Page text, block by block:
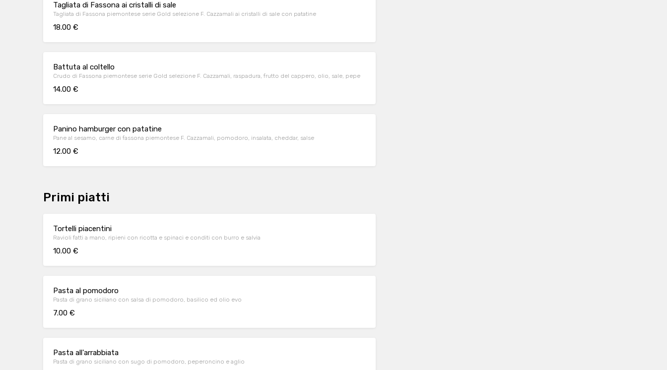
Tagliata di Fassona ai cristalli di sale
Tagliata di Fassona piemontese serie Gold selezione F. Cazzamali ai cristalli di sale con patatine
18.00 €
Battuta al coltello
Crudo di Fassona piemontese serie Gold selezione F. Cazzamali, raspadura, frutto del cappero, olio, sale, pepe
14.00 €
Panino hamburger con patatine
Pane al sesamo, carne di fassona piemontese F. Cazzamali, pomodoro, insalata, cheddar, salse
12.00 €
Primi piatti
Tortelli piacentini
Ravioli fatti a mano, ripieni con ricotta e spinaci e conditi con burro e salvia
10.00 €
Pasta al pomodoro
Pasta di grano siciliano con salsa di pomodoro, basilico ed olio evo
7.00 €
Pasta all'arrabbiata
Pasta di grano siciliano con sugo di pomodoro, peperoncino e aglio